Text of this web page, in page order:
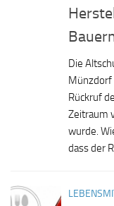
Die
Münzdorf
Rückruf
Zeitraum
wurde.
dass der